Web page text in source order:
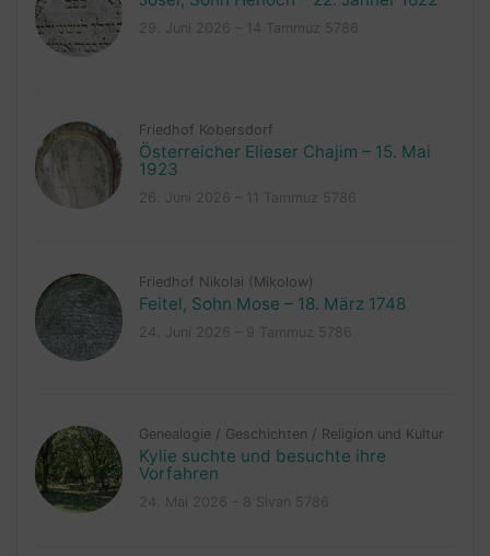
Friedhof Kobersdorf
Österreicher Elieser Chajim – 15. Mai
1923
Friedhof Nikolai (Mikolow)
Feitel, Sohn Mose – 18. März 1748
Genealogie / Geschichten / Religion und Kultur
Kylie suchte und besuchte ihre
Vorfahren